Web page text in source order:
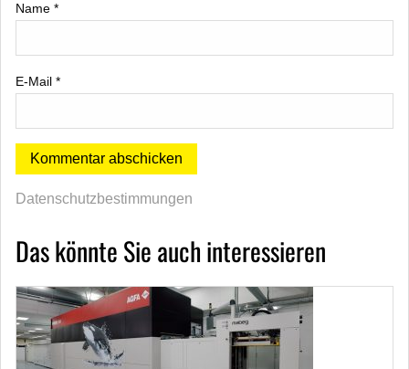
Name *
E-Mail *
Datenschutzbestimmungen
Das könnte Sie auch interessieren